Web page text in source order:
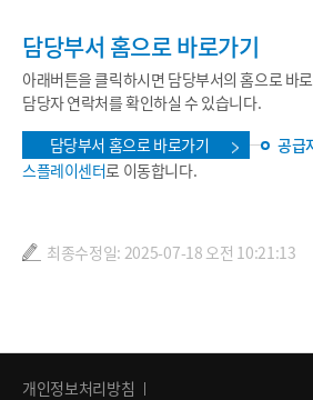
담당부서 홈으로 바로가기
아래버튼을 클릭하시면 담당부서의 홈으로 바
담당자 연락처를 확인하실 수 있습니다.
담당부서 홈으로 바로가기
공급
스플레이센터로 이동합니다.
최종수정일: 2025-07-18 오전 10:21:13
개인정보처리방침